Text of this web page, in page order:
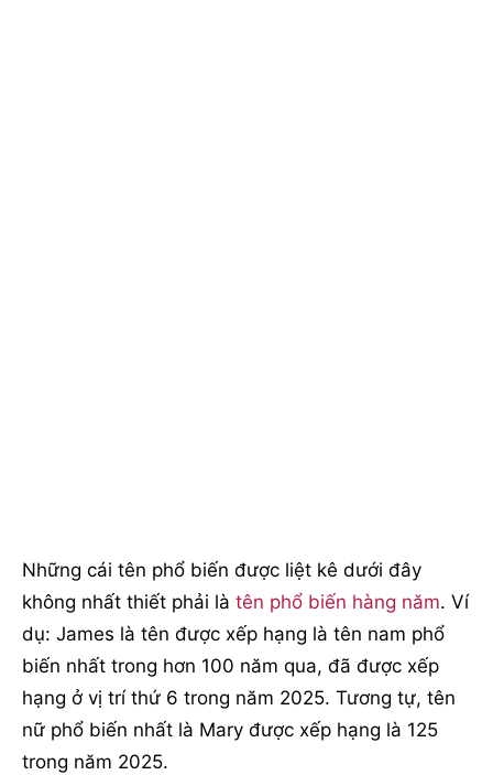
Những cái tên phổ biến được liệt kê dưới đây
không nhất thiết phải là tên phổ biến hàng năm. Ví
dụ: James là tên được xếp hạng là tên nam phổ
biến nhất trong hơn 100 năm qua, đã được xếp
hạng ở vị trí thứ 6 trong năm 2025. Tương tự, tên
nữ phổ biến nhất là Mary được xếp hạng là 125
trong năm 2025.